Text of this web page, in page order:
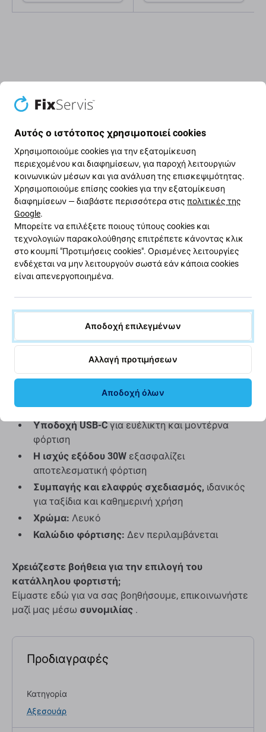
Περιγραφή και προδιαγραφές
Προσαρμογέας φόρτισης USB-C
30W | Συμβατό με συσκευές Apple
Αυτόςο προσαρμογέας φόρτισης USB-C 30W
παρέχει μια γρήγορη και αξιόπιστη λύση
τροφοδοσίας για συσκευές Apple στο σπίτι, στο
γραφείο ή εν κινήσει. Το μικρό του μέγεθος τον
καθιστά εύκολο στη μεταφορά, ενώ η υποδοχή USB-C
εξασφαλίζει ευρεία συμβατότητα με τις σύγχρονες
Είναι ένα υψηλής ποιότηταςανταλλακτικό για το
παρέχοντας την ίδια απόδοση και αποδοτικότητα
Βασικά χαρακτηριστικά:
Υποδοχή USB-C για ευέλικτη και μοντέρνα
φόρτιση
Η ισχύς εξόδου 30W εξασφαλίζει
αποτελεσματική φόρτιση
Συμπαγής και ελαφρύς σχεδιασμός, ιδανικός
για ταξίδια και καθημερινή χρήση
Χρώμα: Λευκό
Καλώδιο φόρτισης: Δεν περιλαμβάνεται
Χρειάζεστε βοήθεια για την επιλογή του
κατάλληλου φορτιστή;
Είμαστε εδώ για να σας βοηθήσουμε, επικοινωνήστε
μαζί μας μέσω συνομιλίας .
Προδιαγραφές
Κατηγορία
Αξεσουάρ
Αυτός ο ιστότοπος χρησιμοποιεί cookies
Χρησιμοποιούμε cookies για την εξατομίκευση
περιεχομένου και διαφημίσεων, για παροχή λειτουργιών
κοινωνικών μέσων και για ανάλυση της επισκεψιμότητας.
Χρησιμοποιούμε επίσης cookies για την εξατομίκευση
διαφημίσεων — διαβάστε περισσότερα στις πολιτικές της
Google.
Μπορείτε να επιλέξετε ποιους τύπους cookies και
τεχνολογιών παρακολούθησης επιτρέπετε κάνοντας κλικ
στο κουμπί "Προτιμήσεις cookies". Ορισμένες λειτουργίες
ενδέχεται να μην λειτουργούν σωστά εάν κάποια cookies
είναι απενεργοποιημένα.
Αποδοχή επιλεγμένων
Αλλαγή προτιμήσεων
Αποδοχή όλων